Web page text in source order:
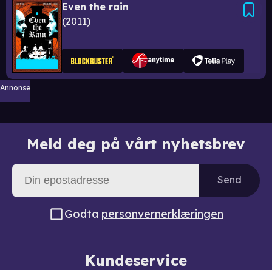
Even the rain
2011
Annonse
Meld deg på vårt nyhetsbrev
Send
Godta personvernerklæringen
Kundeservice